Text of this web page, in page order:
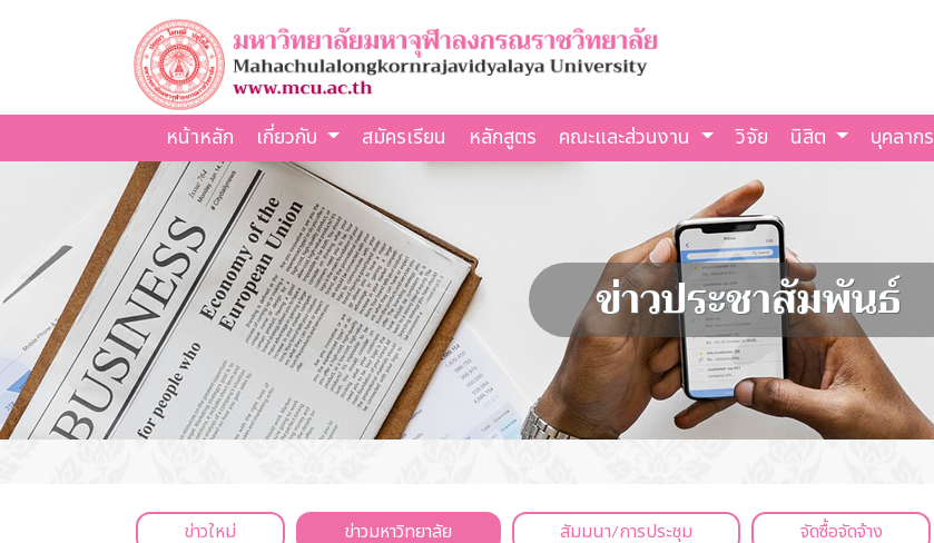
หน้าหลัก เกี่ยวกับ สมัครเรียน หลักสูตร คณะและส่วนงาน วิจัย นิสิต บุคลากร
ข่าวประชาสัมพันธ์
ข่าวใหม่ ข่าวมหาวิทยาลัย สัมมนา/การประชุม จัดซื้อจัดจ้าง